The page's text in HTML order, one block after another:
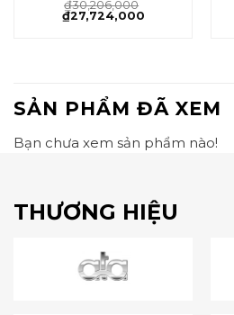
₫30,206,000
₫27,724,000
SẢN PHẨM ĐÃ XEM
Bạn chưa xem sản phẩm nào!
THƯƠNG HIỆU